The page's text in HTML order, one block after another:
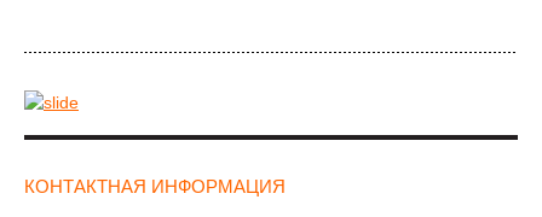
КОНТАКТНАЯ ИНФОРМАЦИЯ